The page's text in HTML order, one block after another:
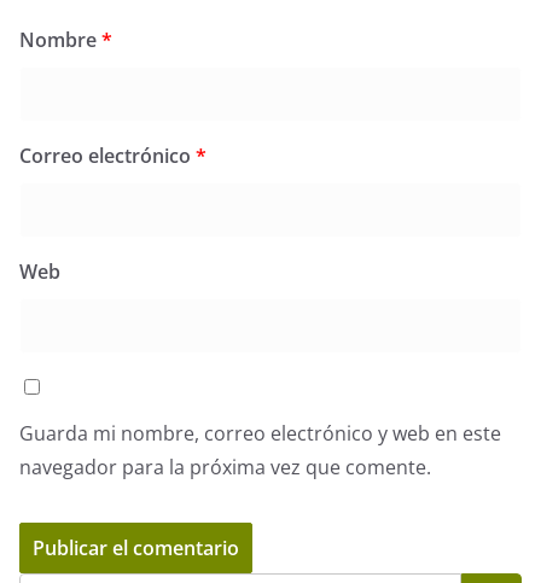
Nombre*
Correo electrónico *
Web
Guarda mi nombre, correo electrónico y web en este
navegador para la próxima vez que comente.